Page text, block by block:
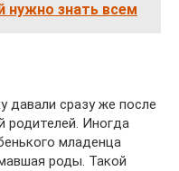
нужно знать всем
давали сразу же после
родителей. Иногда
младенца
роды. Такой